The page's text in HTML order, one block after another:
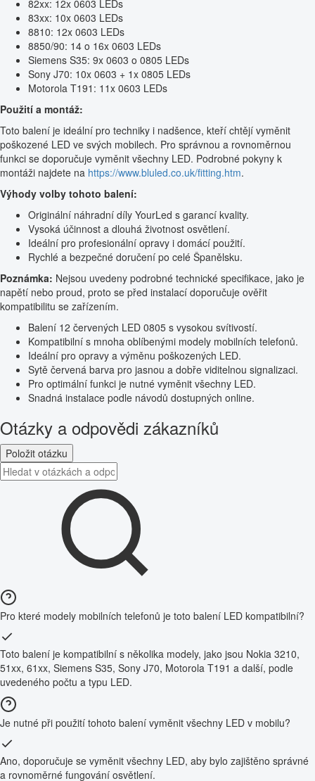
82xx: 12x 0603 LEDs
83xx: 10x 0603 LEDs
8810: 12x 0603 LEDs
8850/90: 14 o 16x 0603 LEDs
Siemens S35: 9x 0603 o 0805 LEDs
Sony J70: 10x 0603 + 1x 0805 LEDs
Motorola T191: 11x 0603 LEDs
Použití a montáž:
Toto balení je ideální pro techniky i nadšence, kteří chtějí vyměnit
poškozené LED ve svých mobilech. Pro správnou a rovnoměrnou
funkci se doporučuje vyměnit všechny LED. Podrobné pokyny k
montáži najdete na https://www.bluled.co.uk/fitting.htm.
Výhody volby tohoto balení:
Originální náhradní díly YourLed s garancí kvality.
Vysoká účinnost a dlouhá životnost osvětlení.
Ideální pro profesionální opravy i domácí použití.
Rychlé a bezpečné doručení po celé Španělsku.
Poznámka: Nejsou uvedeny podrobné technické specifikace, jako je
napětí nebo proud, proto se před instalací doporučuje ověřit
kompatibilitu se zařízením.
Balení 12 červených LED 0805 s vysokou svítivostí.
Kompatibilní s mnoha oblíbenými modely mobilních telefonů.
Ideální pro opravy a výměnu poškozených LED.
Sytě červená barva pro jasnou a dobře viditelnou signalizaci.
Pro optimální funkci je nutné vyměnit všechny LED.
Snadná instalace podle návodů dostupných online.
Otázky a odpovědi zákazníků
Položit otázku
Pro které modely mobilních telefonů je toto balení LED kompatibilní?
Toto balení je kompatibilní s několika modely, jako jsou Nokia 3210,
51xx, 61xx, Siemens S35, Sony J70, Motorola T191 a další, podle
uvedeného počtu a typu LED.
Je nutné při použití tohoto balení vyměnit všechny LED v mobilu?
Ano, doporučuje se vyměnit všechny LED, aby bylo zajištěno správné
a rovnoměrné fungování osvětlení.